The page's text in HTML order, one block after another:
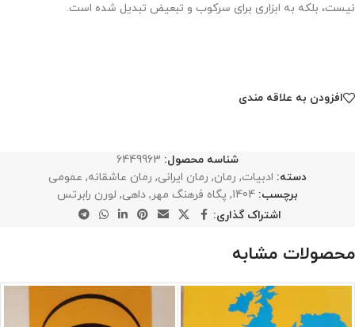
نیست، بلکه به ابزاری برای سرکوب و تبعیض تبدیل شده است.
افزودن به علاقه مندی
شناسه محصول: 6449963
دسته: ادبیات, رمان, رمان ایرانی, رمان عاشقانه, عمومی
برچسب: 1404
, پگاه فرهنگ مهر, داهی, لورن رابرتس
اشتراک گذاری:
محصولات مشابه